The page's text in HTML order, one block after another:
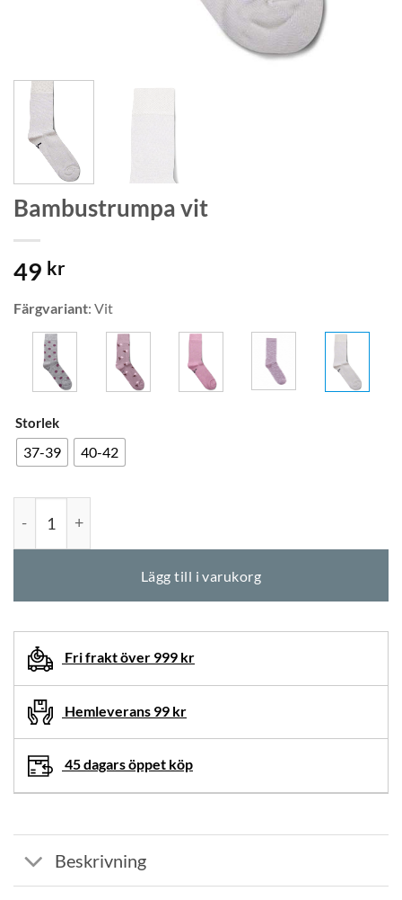
Bambustrumpa vit
49 kr
Färgvariant: Vit
Storlek
37-39 40-42
Lägg till i varukorg
Fri frakt över 999 kr
Hemleverans 99 kr
45 dagars öppet köp
Beskrivning